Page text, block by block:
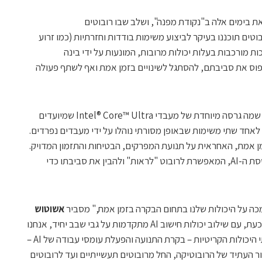
בימים אלה ב"נקודת מפנה", ושלב שבו רובוטים
תוכננו בעיקר לביצוע משימות בודדות וחזרתיות (כמו זרוע
מורכבות בעלות יכולות מרובות, המונעות על ידי בינה
את סביבתם, להסתגל לשינויים בזמן אמת ואף לשתף פעולה
בליבה Intel® Robotics AI Suite אינטל שמה גרסה מיוחדת של מעבדי Intel® Core™ Ultra שמיועדים
שתי משימות שבאופן מסורתי נוהלו על ידי מעבדים נפרדים.
האחראית על תנועת המפרקים, הבטיחות והתזמון המדויק.
השנייה היא מערכת הראייה והתפיסה מבוססת ה-AI, המאפשרת לרובוט "לראות" ולהבין את סביבתו כדי
על היכולות שלנו בתחום הבקרה בזמן אמת," מסביראשוטוש
, מהנדס שיווק טכני ל-AI באינטל. "כעת, עם שילוב יכולות חישוב AI מתקדמות על גבי שבב יחיד, אנחנו
מאפשרים לאקוסיסטם שלנו לאחד את שתי היכולות הקריטיות – בקרת התנועה והפעלת עומסי עבודה של AI –
של הרובוטיקה, החל מרובוטים תעשייתיים ועד לרובוטים